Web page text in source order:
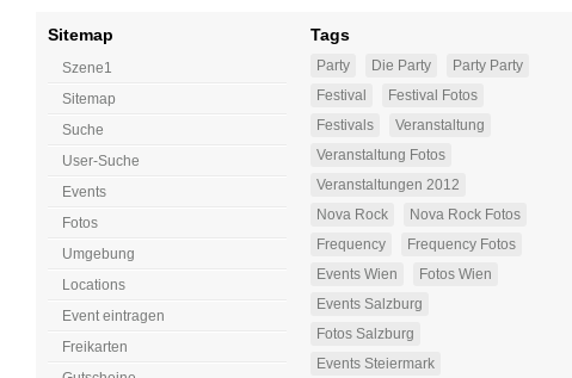
Sitemap
Szene1
Sitemap
Suche
User-Suche
Events
Fotos
Umgebung
Locations
Event eintragen
Freikarten
Tags
Party Die Party
Party Party
Festival
Festival Fotos
Festivals
Veranstaltung
Veranstaltung Fotos
Veranstaltungen 2012
Nova Rock
Nova Rock Fotos
Frequency
Frequency Fotos
Events Wien
Fotos Wien
Events Salzburg
Fotos Salzburg
Events Steiermark